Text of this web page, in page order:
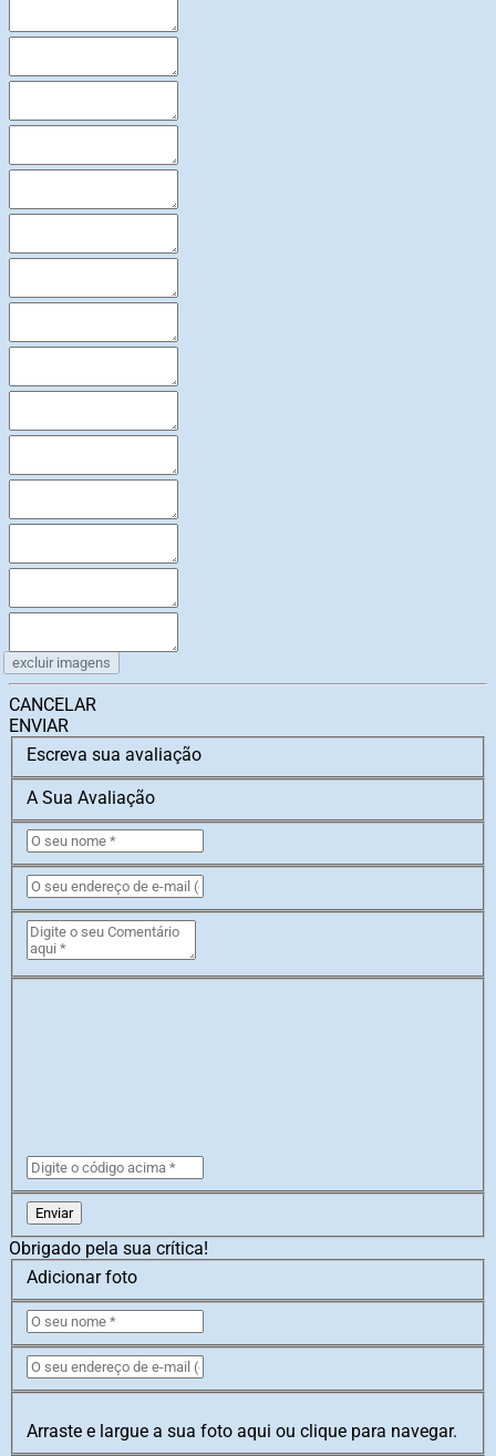
excluir imagens
CANCELAR
ENVIAR
Escreva sua avaliação
A Sua Avaliação
Enviar
Obrigado pela sua crítica!
Adicionar foto
Arraste e largue a sua foto aqui ou clique para navegar.